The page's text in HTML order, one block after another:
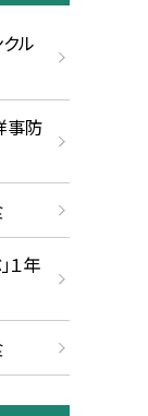
ル
事防
１年